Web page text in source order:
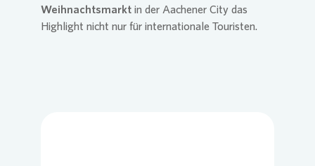
Weihnachtsmarkt in der Aachener City das
Highlight nicht nur für internationale Touristen.